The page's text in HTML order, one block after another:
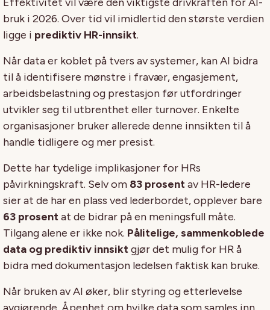
bruk i 2026. Over tid vil imidlertid den største verdien
ligge i prediktiv HR-innsikt.
Når data er koblet på tvers av systemer, kan AI bidra
til å identifisere mønstre i fravær, engasjement,
arbeidsbelastning og prestasjon før utfordringer
utvikler seg til utbrenthet eller turnover. Enkelte
organisasjoner bruker allerede denne innsikten til å
handle tidligere og mer presist.
Dette har tydelige implikasjoner for HRs
påvirkningskraft. Selv om 83 prosentav HR-ledere
sier at de har en plass ved lederbordet, opplever bare
63 prosentat de bidrar på en meningsfull måte.
Tilgang alene er ikke nok. Pålitelige, sammenkoblede
data og prediktiv innsiktgjør det mulig for HR å
bidra med dokumentasjon ledelsen faktisk kan bruke.
Når bruken av AI øker, blir styring og etterlevelse